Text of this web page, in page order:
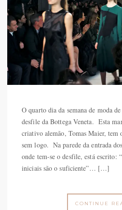
O quarto dia da semana de moda
desfile da Bottega Veneta. Esta
criativo alemão, Tomas Maier, tem
sem logo. Na parede da entrada
onde tem-se o desfile, está escrito:
iniciais são o suficiente”… […]
CONTINUE